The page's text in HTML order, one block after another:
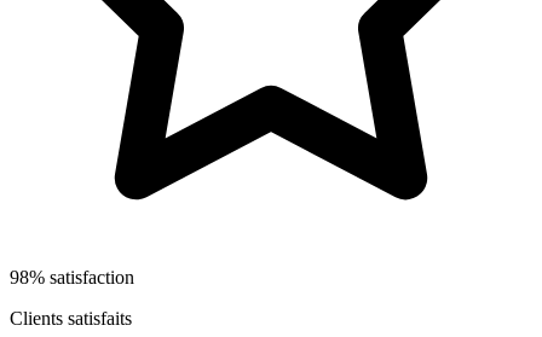
98% satisfaction
Clients satisfaits